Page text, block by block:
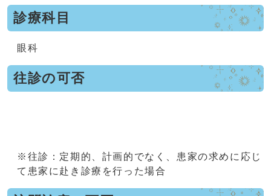
診療科目
眼科
往診の可否
※往診：定期的、計画的でなく、患家の求めに応じ
て患家に赴き診療を行った場合